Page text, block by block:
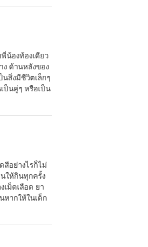
น้องท้องเดียว
ด้านหลังของ
สิ่งมีชีวิตเล็กๆ
ป็นคู่ๆ หรือเป็น
อย่างไรก็ไม่
นให้กินทุกครั้ง
ม็ดเลือด ยา
หากให้ในเด็ก